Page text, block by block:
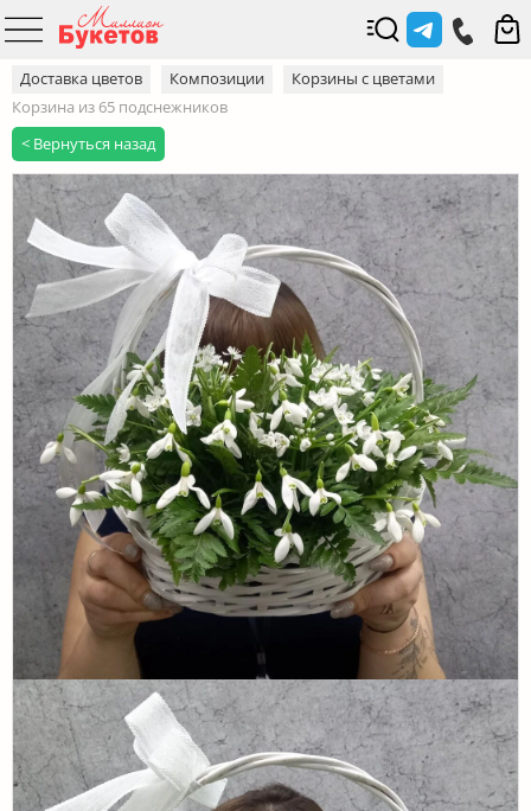
Доставка цветов Композиции
Корзины с цветами
Корзина из 65 подснежников
< Вернуться назад